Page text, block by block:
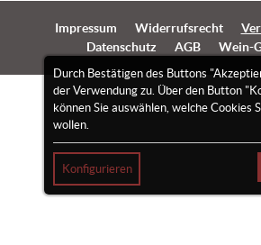
Durch Bestätigen des Buttons
der Verwendung zu. Über den Button
können Sie auswählen, welche Cookies
wollen.
Konfigurieren
Impressum Widerrufsrecht
Datenschutz
AGB Wein-